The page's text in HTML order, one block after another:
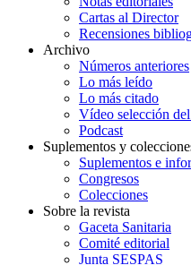
Cartas al Director
Recensiones
Archivo
Números anteriores
Lo más leído
Lo más citado
Vídeo selección
Podcast
Suplementos y
Suplementos e
Congresos
Colecciones
Sobre la revista
Gaceta Sanitaria
Comité editorial
Junta SESPAS